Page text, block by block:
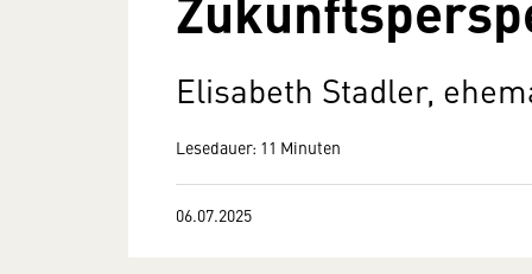
Elisabeth Stadler,
Lesedauer: 11 Minuten
06.07.2025